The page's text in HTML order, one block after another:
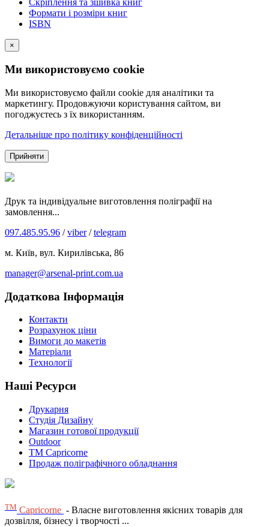
Скріплення та зшивка книг
Формати і розміри книг
ISBN
×
Ми використовуємо cookie
Ми використовуємо файли cookie для аналітики та
маркетингу. Продовжуючи користування сайтом, ви
погоджуєтесь з їх використанням.
Детальніше про політику конфіденційності
Прийняти
Друк та індивідуальне виготовлення поліграфії на
замовлення...
097.485.95.96 /viber/telegram
м. Київ, вул. Кирилівська, 86
manager@arsenal-print.com.ua
Додаткова Інформація
Контакти
Розрахунок ціни
Вимоги до макетів
Матеріали
Технології
Наші Ресурси
Друкарня
Студія Дизайну
Магазин готової продукції
Outdoor
TM Capricorne
Продаж поліграфічного обладнання
ТМ Capricorne - Власне виготовлення якісних товарів для
дозвілля, бізнесу і творчості ...